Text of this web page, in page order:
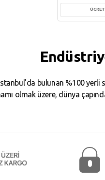
bulunan %100
olmak üzere, dünya